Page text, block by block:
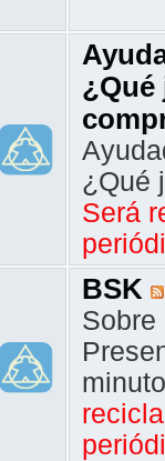
¿Qué
¿Qué
Será
BSK
Sobre